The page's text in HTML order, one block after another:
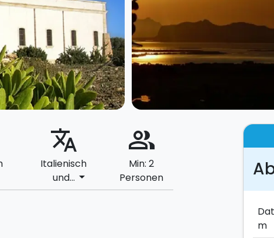
translate
Italienisch
und... arrow_drop_down
people_alt
Min: 2
Personen
m